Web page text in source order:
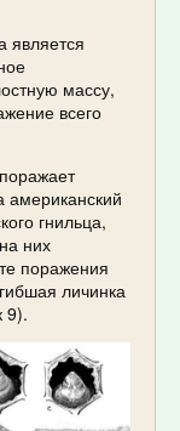
является
массу,
всего
американский
гнильца,
них
поражения
личинка
9).